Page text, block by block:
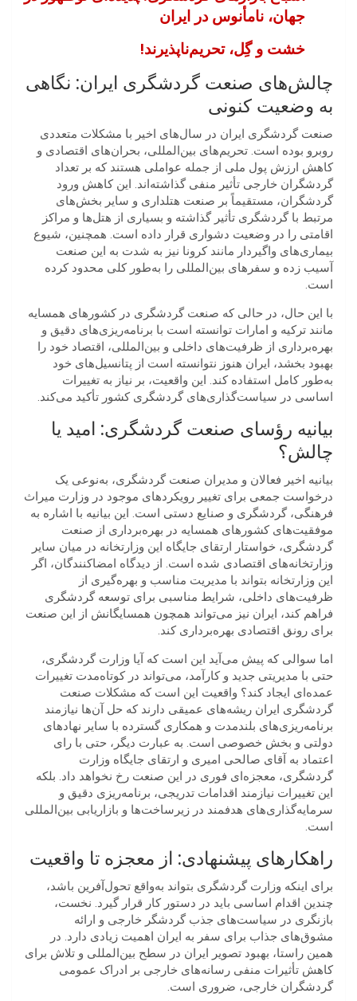
جهان، نامأنوس در ایران
خشت و گِل، تحریم‌ناپذیرند!
چالش‌های صنعت گردشگری ایران: نگاهی
به وضعیت کنونی
صنعت گردشگری ایران در سال‌های اخیر با مشکلات متعددی
روبرو بوده است. تحریم‌های بین‌المللی، بحران‌های اقتصادی و
کاهش ارزش پول ملی از جمله عواملی هستند که بر تعداد
گردشگران خارجی تأثیر منفی گذاشته‌اند. این کاهش ورود
گردشگران، مستقیماً بر صنعت هتلداری و سایر بخش‌های
مرتبط با گردشگری تأثیر گذاشته و بسیاری از هتل‌ها و مراکز
اقامتی را در وضعیت دشواری قرار داده است. همچنین، شیوع
بیماری‌های واگیردار مانند کرونا نیز به شدت به این صنعت
آسیب زده و سفرهای بین‌المللی را به‌طور کلی محدود کرده
است.
با این حال، در حالی که صنعت گردشگری در کشورهای همسایه
مانند ترکیه و امارات توانسته است با برنامه‌ریزی‌های دقیق و
بهره‌برداری از ظرفیت‌های داخلی و بین‌المللی، اقتصاد خود را
بهبود بخشد، ایران هنوز نتوانسته است از پتانسیل‌های خود
به‌طور کامل استفاده کند. این واقعیت، بر نیاز به تغییرات
اساسی در سیاست‌گذاری‌های گردشگری کشور تأکید می‌کند.
بیانیه‌ رؤسای صنعت گردشگری: امید یا
چالش؟
بیانیه اخیر فعالان و مدیران صنعت گردشگری، به‌نوعی یک
درخواست جمعی برای تغییر رویکردهای موجود در وزارت میراث
فرهنگی، گردشگری و صنایع دستی است. این بیانیه با اشاره به
موفقیت‌های کشورهای همسایه در بهره‌برداری از صنعت
گردشگری، خواستار ارتقای جایگاه این وزارتخانه در میان سایر
وزارتخانه‌های اقتصادی شده است. از دیدگاه امضاکنندگان، اگر
این وزارتخانه بتواند با مدیریت مناسب و بهره‌گیری از
ظرفیت‌های داخلی، شرایط مناسبی برای توسعه گردشگری
فراهم کند، ایران نیز می‌تواند همچون همسایگانش از این صنعت
برای رونق اقتصادی بهره‌برداری کند.
اما سوالی که پیش می‌آید این است که آیا وزارت گردشگری،
حتی با مدیریتی جدید و کارآمد، می‌تواند در کوتاه‌مدت تغییرات
عمده‌ای ایجاد کند؟ واقعیت این است که مشکلات صنعت
گردشگری ایران ریشه‌های عمیقی دارند که حل آن‌ها نیازمند
برنامه‌ریزی‌های بلندمدت و همکاری گسترده با سایر نهادهای
دولتی و بخش خصوصی است. به عبارت دیگر، حتی با رای
اعتماد به آقای صالحی امیری و ارتقای جایگاه وزارت
گردشگری، معجزه‌ای فوری در این صنعت رخ نخواهد داد. بلکه
این تغییرات نیازمند اقدامات تدریجی، برنامه‌ریزی دقیق و
سرمایه‌گذاری‌های هدفمند در زیرساخت‌ها و بازاریابی بین‌المللی
است.
راهکارهای پیشنهادی: از معجزه تا واقعیت
برای اینکه وزارت گردشگری بتواند به‌واقع تحول‌آفرین باشد،
چندین اقدام اساسی باید در دستور کار قرار گیرد. نخست،
بازنگری در سیاست‌های جذب گردشگر خارجی و ارائه
مشوق‌های جذاب برای سفر به ایران اهمیت زیادی دارد. در
همین راستا، بهبود تصویر ایران در سطح بین‌المللی و تلاش برای
کاهش تأثیرات منفی رسانه‌های خارجی بر ادراک عمومی
گردشگران خارجی، ضروری است.